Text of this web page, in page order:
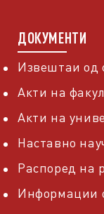
ДОКУМЕНТИ
Извештаи од
Акти на
Акти на
Наставно
Распоред на
Информации